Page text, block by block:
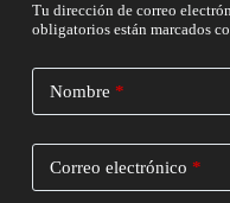
Tu dirección de correo
obligatorios están marcados
Nombre *
Correo electrónico *